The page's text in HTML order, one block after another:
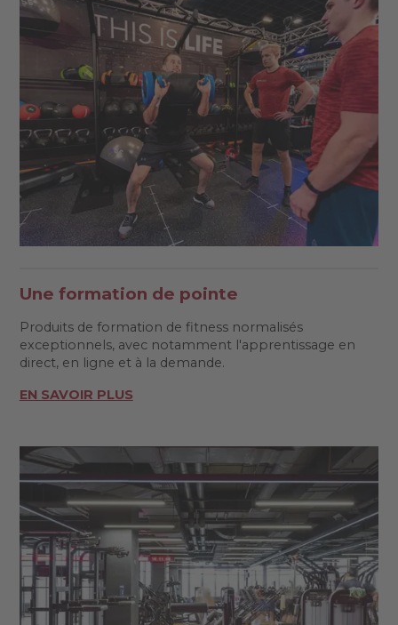
Une formation de pointe
Produits de formation de fitness normalisés
exceptionnels, avec notamment l'apprentissage en
direct, en ligne et à la demande.
EN SAVOIR PLUS